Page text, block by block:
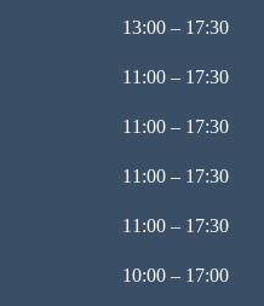
13:00 – 17:30
11:00 – 17:30
11:00 – 17:30
11:00 – 17:30
11:00 – 17:30
10:00 – 17:00